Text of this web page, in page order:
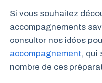
Si vous souhaitez
accompagnements
consulter nos idées
accompagnement, qui
nombre de ces